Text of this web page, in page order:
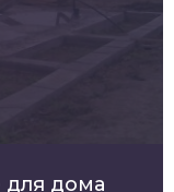
для дома